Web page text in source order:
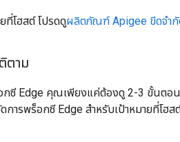
ที่โฮสต์ โปรดดูผลิตภัณฑ์ Apigee ขีดจำ
ตาม
Edge คุณเพียงแค่ต้องดู 2-3 ขั้นตอนง่
ดการพร็อกซี Edge สำหรับเป้าหมายที่โฮส